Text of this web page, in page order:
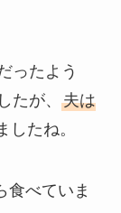
ったよう
たが、 夫は
したね。
食べていま